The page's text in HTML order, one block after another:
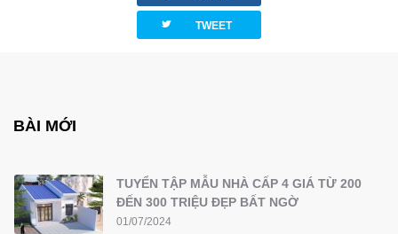
twitterbird TWEET
BÀI MỚI
TUYỂN TẬP MẪU NHÀ CẤP 4 GIÁ TỪ 200
ĐẾN 300 TRIỆU ĐẸP BẤT NGỜ
01/07/2024